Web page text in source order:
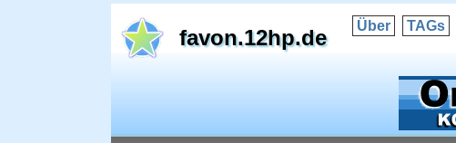
favon.12hp.de Über TAGs